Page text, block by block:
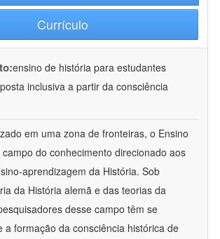
Currículo
ensino de história para estudantes
inclusiva a partir da consciência
em uma zona de fronteiras, o Ensino
do conhecimento direcionado aos
aprendizagem da História. Sob
da História alemã e das teorias da
desse campo têm se
a formação da consciência histórica de